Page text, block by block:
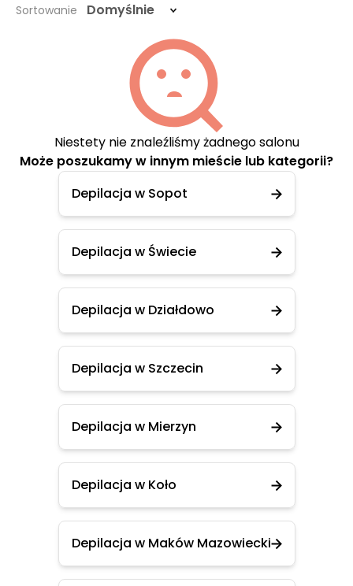
Sortowanie Domyślnie
Niestety nie znaleźliśmy żadnego salonu
Może poszukamy w innym mieście lub kategorii?
Depilacja w Sopot
Depilacja w Świecie
Depilacja w Działdowo
Depilacja w Szczecin
Depilacja w Mierzyn
Depilacja w Koło
Depilacja w Maków Mazowiecki